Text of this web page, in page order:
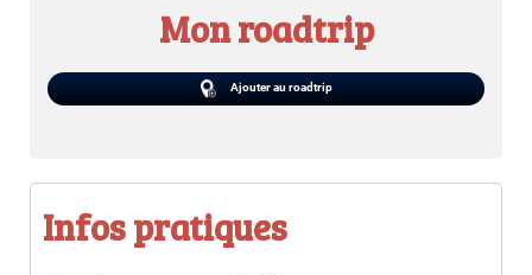
Mon roadtrip
Ajouter au roadtrip
Infos pratiques